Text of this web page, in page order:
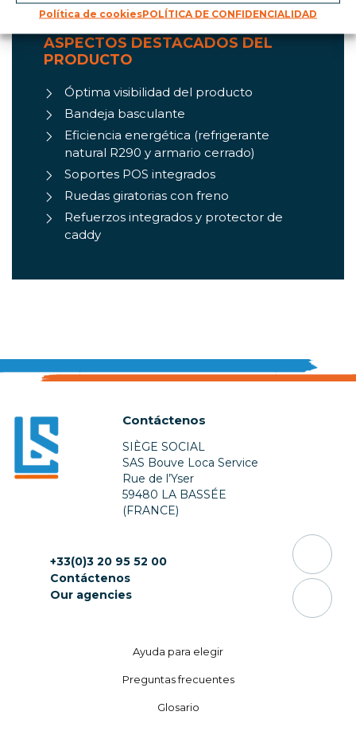
Política de cookiesPOLÍTICA DE CONFIDENCIALIDAD
ASPECTOS DESTACADOS DEL
PRODUCTO
Óptima visibilidad del producto
Bandeja basculante
Eficiencia energética (refrigerante
natural R290 y armario cerrado)
Soportes POS integrados
Ruedas giratorias con freno
Refuerzos integrados y protector de
caddy
Contáctenos
SIÈGE SOCIAL
SAS Bouve Loca Service
Rue de l’Yser
59480 LA BASSÉE
(FRANCE)
+33(0)3 20 95 52 00
Contáctenos
Our agencies
Ayuda para elegir
Preguntas frecuentes
Glosario